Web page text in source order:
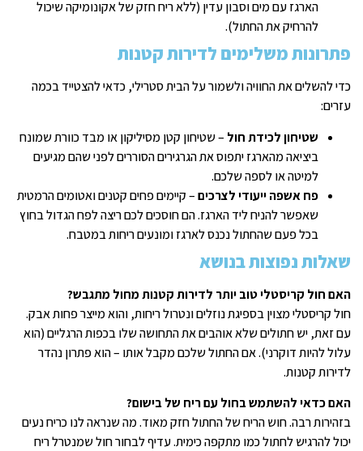
הארגז עם מים וסבון עדין (ללא ריח חזק של אקונומיקה שיכול
להרחיק את החתול).
פתרונות משלימים לדירות קטנות
כדי להשלים את החוויה ולשמור על הבית סטרילי, כדאי להצטייד בכמה
עזרים:
שטיחון לכידת חול – שטיחון קטן מסיליקון או מבד כוורת שמונח
ביציאה מהארגז יתפוס את הגרגירים הסוררים לפני שהם מגיעים
למיטה או לספה שלכם.
פח אשפה ייעודי לצרכים– קיימים פחים קטנים ואטומים הרמטית
שאפשר להניח ליד הארגז. הם חוסכים לכם ריצה לפח הגדול בחוץ
בכל פעם שהחתול נכנס לארגז ומונעים ריחות במטבח.
שאלות נפוצות בנושא
האם חול קריסטלי טוב יותר לדירות קטנות מחול מתגבש?
חול קריסטלי מצוין בספיגת נוזלים ונטרול ריחות, והוא מייצר פחות אבק.
עם זאת, יש חתולים שלא אוהבים את התחושה שלו בכפות הרגליים (הוא
עלול להיות דוקרני). אם החתול שלכם מקבל אותו – הוא פתרון נהדר
לדירות קטנות.
האם כדאי להשתמש בחול עם ריח של בישום?
בזהירות רבה. חוש הריח של החתול חזק מאוד. מה שנראה לנו כריח נעים
יכול להרגיש לחתול כמו מתקפה כימית. עדיף לבחור חול שמנטרל ריח